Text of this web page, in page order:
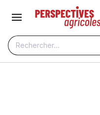
Aller au contenu principal
Rechercher...